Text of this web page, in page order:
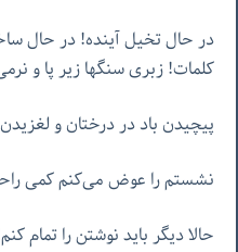
در حال تخیل آینده! در حال
کلمات! زبری سنگها زیر پا و
پیچیدن باد در درختان و
نشستم را عوض می‌کنم کمی
حالا دیگر باید نوشتن را تمام